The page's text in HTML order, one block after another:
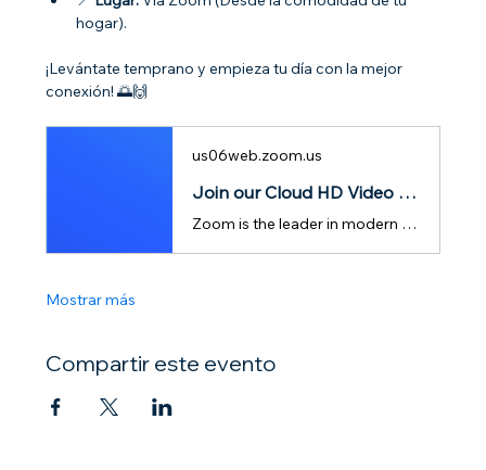
hogar).
¡Levántate temprano y empieza tu día con la mejor
conexión! 🌅🙌
us06web.zoom.us
Join our Cloud HD Video Meeting
Zoom is the leader in modern enterprise cloud communications.
Mostrar más
Compartir este evento